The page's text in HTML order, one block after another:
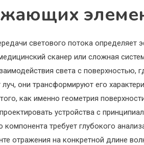
светового потока
сканер или сложная
света с поверхностью,
они трансформируют его
как именно геометрия
устройства с
компонента требует глубокого
отражения на конкретной длине